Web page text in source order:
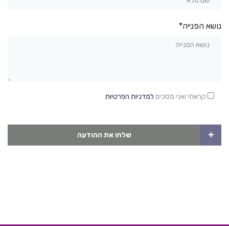
נושא הפנייה*
קראתי ואני מסכים למדניות הפרטיות
שלחו את ההודעה +